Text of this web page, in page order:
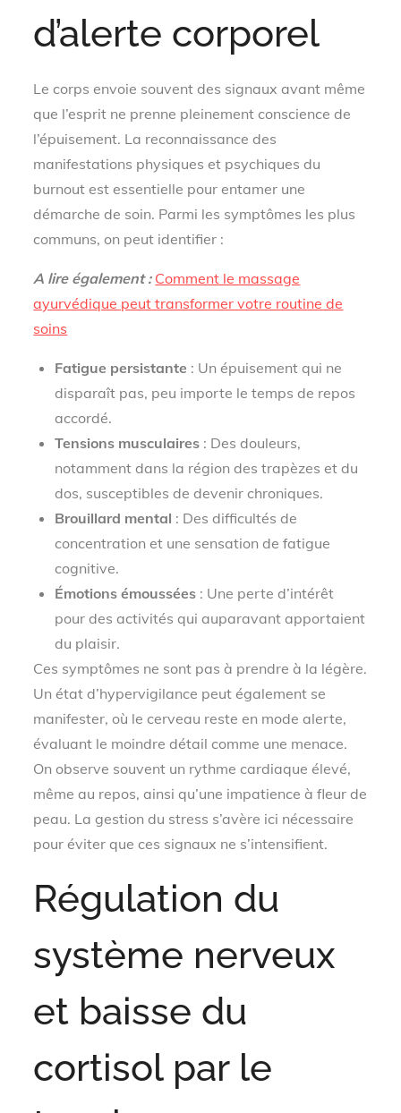
d’alerte corporel
Le corps envoie souvent des signaux avant même
que l’esprit ne prenne pleinement conscience de
l’épuisement. La reconnaissance des
manifestations physiques et psychiques du
burnout est essentielle pour entamer une
démarche de soin. Parmi les symptômes les plus
communs, on peut identifier :
A lire également : Comment le massage
ayurvédique peut transformer votre routine de
soins
Fatigue persistante : Un épuisement qui ne
disparaît pas, peu importe le temps de repos
accordé.
Tensions musculaires : Des douleurs,
notamment dans la région des trapèzes et du
dos, susceptibles de devenir chroniques.
Brouillard mental : Des difficultés de
concentration et une sensation de fatigue
cognitive.
Émotions émoussées : Une perte d’intérêt
pour des activités qui auparavant apportaient
du plaisir.
Ces symptômes ne sont pas à prendre à la légère.
Un état d’hypervigilance peut également se
manifester, où le cerveau reste en mode alerte,
évaluant le moindre détail comme une menace.
On observe souvent un rythme cardiaque élevé,
même au repos, ainsi qu’une impatience à fleur de
peau. La gestion du stress s’avère ici nécessaire
pour éviter que ces signaux ne s’intensifient.
Régulation du
système nerveux
et baisse du
cortisol par le